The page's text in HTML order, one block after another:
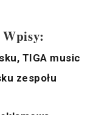
TIGA music
zespołu